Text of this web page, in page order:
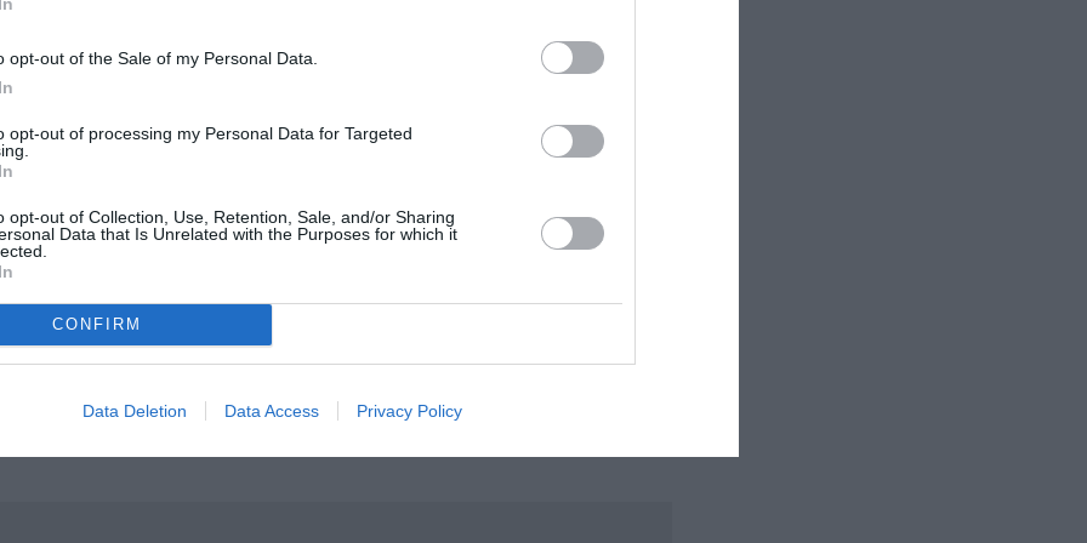
opt-out of the Sale of my Personal Data.
opt-out of processing my Personal Data for Targeted
opt-out of Collection, Use, Retention, Sale, and/or Sharing
Data that Is Unrelated with the Purposes for which it
CONFIRM
Data Deletion Data Access Privacy Policy
τρόπος να θιχτούν “δύσκολα” θέματα όπως ο ρατσισμός, η
αποδοχή από πολύ νωρίς ηλικιακά.
Καρελλά στο θέατρο Κάππα
πρώτοι όλες τις ειδήσεις
στοCulturenow.gr
Δες εδώ!❯
ΗΛΙΑΣ ΚΑΡΕΛΛΑΣ
ΘΕΑΤΡΟ ΣΚΙΩΝ